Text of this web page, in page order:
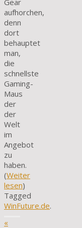
Gear
aufhorchen,
denn
dort
behauptet
man,
die
schnellste
Gaming-
Maus
der
der
Welt
im
Angebot
zu
haben.
(Weiter
lesen)
Tagged
WinFuture.de.
«